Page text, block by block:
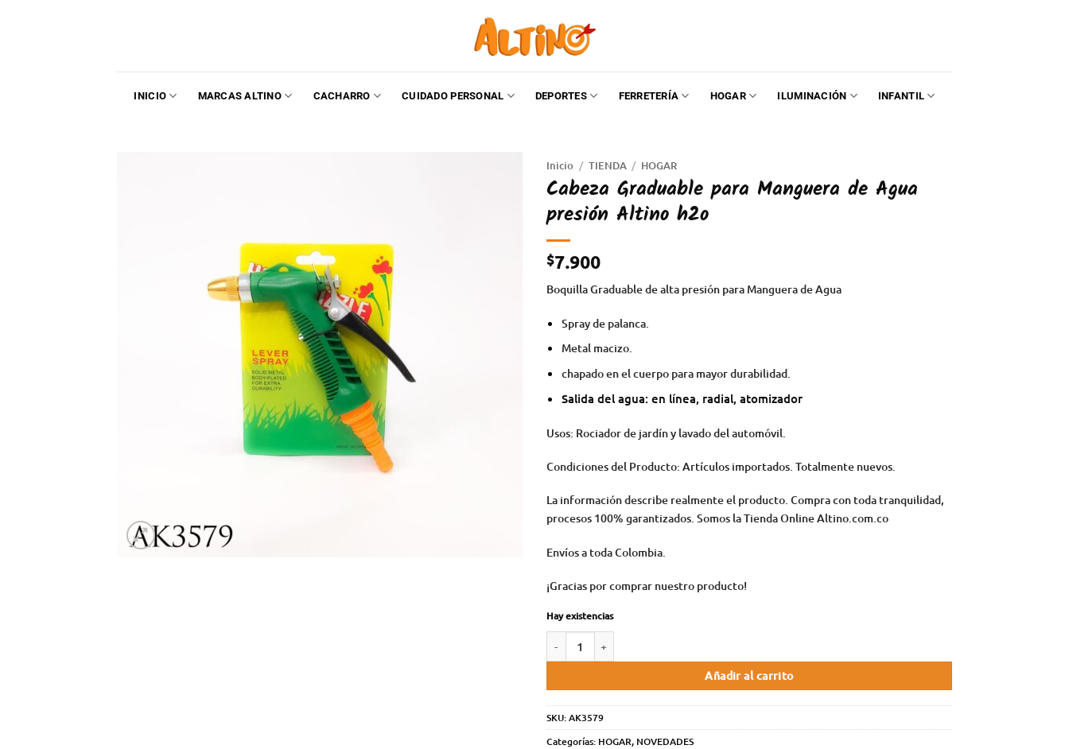
INICIO MARCAS ALTINO CACHARRO CUIDADO PERSONAL DEPORTES FERRETERÍA HOGAR ILUMINACIÓN INFANTIL
Inicio / TIENDA / HOGAR
Cabeza Graduable para Manguera de Agua
presión Altino h2o
$7.900
Boquilla Graduable de alta presión para Manguera de Agua
Spray de palanca.
Metal macizo.
chapado en el cuerpo para mayor durabilidad.
Salida del agua: en línea, radial, atomizador
Usos: Rociador de jardín y lavado del automóvil.
Condiciones del Producto: Artículos importados. Totalmente nuevos.
La información describe realmente el producto. Compra con toda tranquilidad,
procesos 100% garantizados. Somos la Tienda Online Altino.com.co
Envíos a toda Colombia.
¡Gracias por comprar nuestro producto!
Hay existencias
Añadir al carrito
SKU:AK3579
Categorías: HOGAR, NOVEDADES